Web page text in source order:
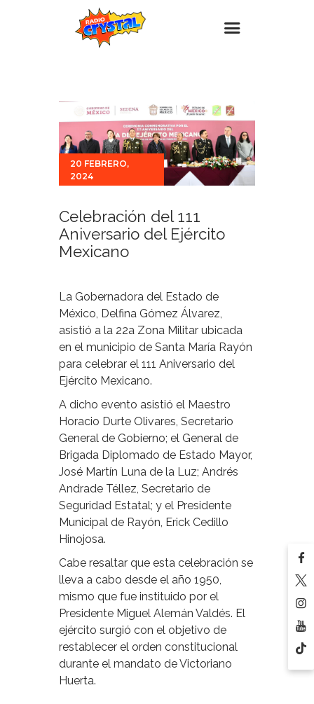
Estaciones
Eventos
Promociones
Noticias
Para ti
Contacto
20 FEBRERO,
2024
Celebración del 111
Aniversario del Ejército
Mexicano
La Gobernadora del Estado de
México, Delfina Gómez Álvarez,
asistió a la 22a Zona Militar ubicada
en el municipio de Santa María Rayón
para celebrar el 111 Aniversario del
Ejército Mexicano.
A dicho evento asistió el Maestro
Horacio Durte Olivares, Secretario
General de Gobierno; el General de
Brigada Diplomado de Estado Mayor,
José Martín Luna de la Luz; Andrés
Andrade Téllez, Secretario de
Seguridad Estatal; y el Presidente
Municipal de Rayón, Erick Cedillo
Hinojosa.
Cabe resaltar que esta celebración se
lleva a cabo desde el año 1950,
mismo que fue instituido por el
Presidente Miguel Alemán Valdés. El
ejército surgió con el objetivo de
restablecer el orden constitucional
durante el mandato de Victoriano
Huerta.